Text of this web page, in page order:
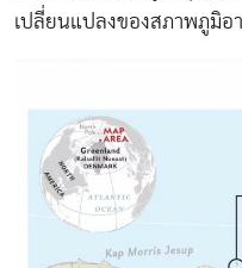
เปลี่ยนแปลงของสภาพภูมิอ